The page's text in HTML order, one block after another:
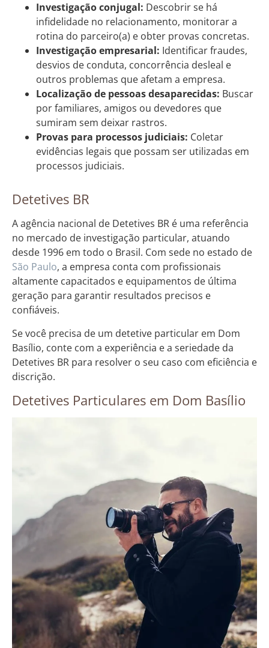
Investigação conjugal: Descobrir se há
infidelidade no relacionamento, monitorar a
rotina do parceiro(a) e obter provas concretas.
Investigação empresarial: Identificar fraudes,
desvios de conduta, concorrência desleal e
outros problemas que afetam a empresa.
Localização de pessoas desaparecidas: Buscar
por familiares, amigos ou devedores que
sumiram sem deixar rastros.
Provas para processos judiciais: Coletar
evidências legais que possam ser utilizadas em
processos judiciais.
Detetives BR
A agência nacional de Detetives BR é uma referência
no mercado de investigação particular, atuando
desde 1996 em todo o Brasil. Com sede no estado de
São Paulo, a empresa conta com profissionais
altamente capacitados e equipamentos de última
geração para garantir resultados precisos e
confiáveis.
Se você precisa de um detetive particular em Dom
Basílio, conte com a experiência e a seriedade da
Detetives BR para resolver o seu caso com eficiência e
discrição.
Detetives Particulares em Dom Basílio